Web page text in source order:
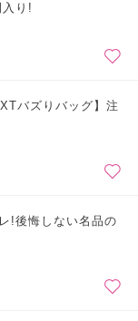
り!
バズりバッグ】注
!後悔しない名品の